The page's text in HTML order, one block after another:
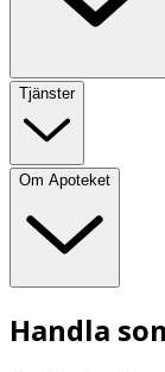
Tjänster
Om Apoteket
Handla